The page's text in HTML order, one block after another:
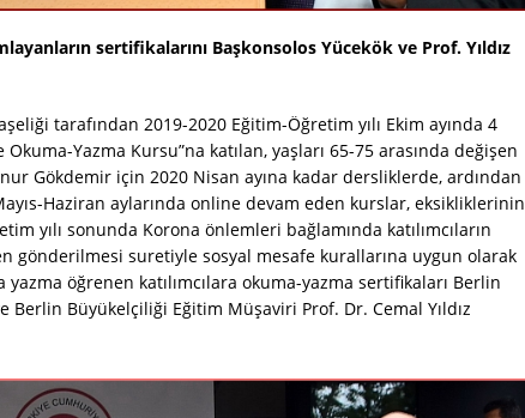
sertifikalarını Başkonsolos Yücekök ve Prof. Yıldız
tarafından 2019-2020 Eğitim-Öğretim yılı Ekim ayında 4
Yazma Kursu”na katılan, yaşları 65-75 arasında değişen
Gökdemir için 2020 Nisan ayına kadar dersliklerde, ardından
Haziran aylarında online devam eden kurslar, eksikliklerinin
yılı sonunda Korona önlemleri bağlamında katılımcıların
gönderilmesi suretiyle sosyal mesafe kurallarına uygun olarak
öğrenen katılımcılara okuma-yazma sertifikaları Berlin
Berlin Büyükelçiliği Eğitim Müşaviri Prof. Dr. Cemal Yıldız